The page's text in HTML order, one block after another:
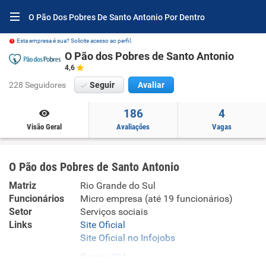
O Pão Dos Pobres De Santo Antonio Por Dentro
Esta empresa é sua? Solicite acesso ao perfil.
O Pão dos Pobres de Santo Antonio
4,6
228 Seguidores Seguir Avaliar
Visão Geral
186
Avaliações
4
Vagas
O Pão dos Pobres de Santo Antonio
Matriz
Rio Grande do Sul
Funcionários
Micro empresa (até 19 funcionários)
Setor
Serviços sociais
Links
Site Oficial
Site Oficial no Infojobs
Enviar CV